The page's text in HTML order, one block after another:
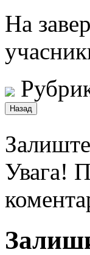
На
Увага!